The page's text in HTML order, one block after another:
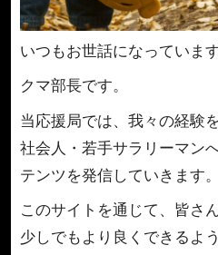
いつもお世話になっています
クマ部長です。
当応援局では、我々の経験
社会人・若手サラリーマン
テンツを発信していきます。
このサイトを通じて、皆さ
少しでもより良くできるよ